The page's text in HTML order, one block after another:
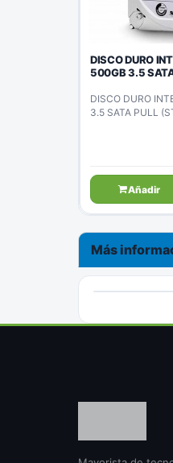
DISCO DURO
500GB 3.5
DISCO DURO
3.5 SATA PULL
Añadir
Más